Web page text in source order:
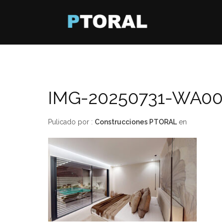
IMG-20250731-
Pulicado por : Construcciones PTORAL en